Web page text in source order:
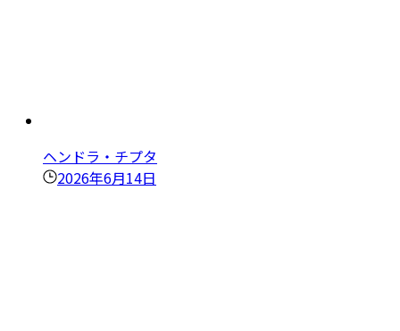
ヘンドラ・チプタ
2026年6月14日